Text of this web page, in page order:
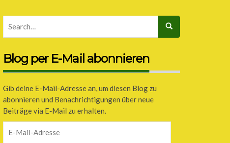
Blog per E-Mail abonnieren
Gib deine E-Mail-Adresse an, um diesen Blog zu
abonnieren und Benachrichtigungen über neue
Beiträge via E-Mail zu erhalten.
Mail-